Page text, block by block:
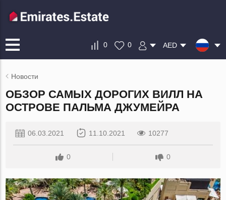
0 0 AED
Новости
ОБЗОР САМЫХ ДОРОГИХ ВИЛЛ НА
ОСТРОВЕ ПАЛЬМА ДЖУМЕЙРА
06.03.2021 11.10.2021 10277
0 0